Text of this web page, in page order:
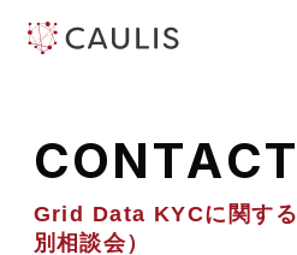
CONTACT
Grid Data KYCに関する
別相談会）